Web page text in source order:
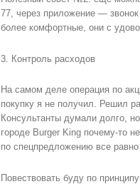
77, через приложение —
более комфортные, они с
3. Контроль расходов
На самом деле операция по
покупку я не получил. Решил
Консультанты думали долго,
городе Burger King почему-то
по спецпредложению все
Повествовать буду по